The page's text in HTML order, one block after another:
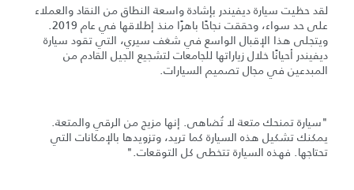
لقد حظيت سيارة ديفيندر بإشادة واسعة النطاق من النقاد والعملاء
على حد سواء، وحققت نجاحًا باهرًا منذ إطلاقها في عام 2019.
ويتجلى هذا الإقبال الواسع في شغف سيري، التي تقود سيارة
ديفيندر أحيانًا خلال زياراتها للجامعات لتشجيع الجيل القادم من
المبدعين في مجال تصميم السيارات.
"سيارة تمنحك متعة لا تُضاهى. إنها مزيج من الرقي والمتعة.
يمكنك تشكيل هذه السيارة كما تريد، وتزويدها بالإمكانات التي
تحتاجها. فهذه السيارة تتخطى كل التوقعات."